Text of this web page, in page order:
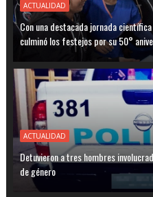
ACTUALIDAD
Con una destacada jornada
culminó los festejos por su 50°
ACTUALIDAD
Detuvieron a tres hombres
de género